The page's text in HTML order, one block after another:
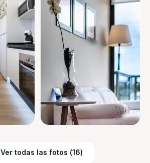
Ver todas las fotos (16)